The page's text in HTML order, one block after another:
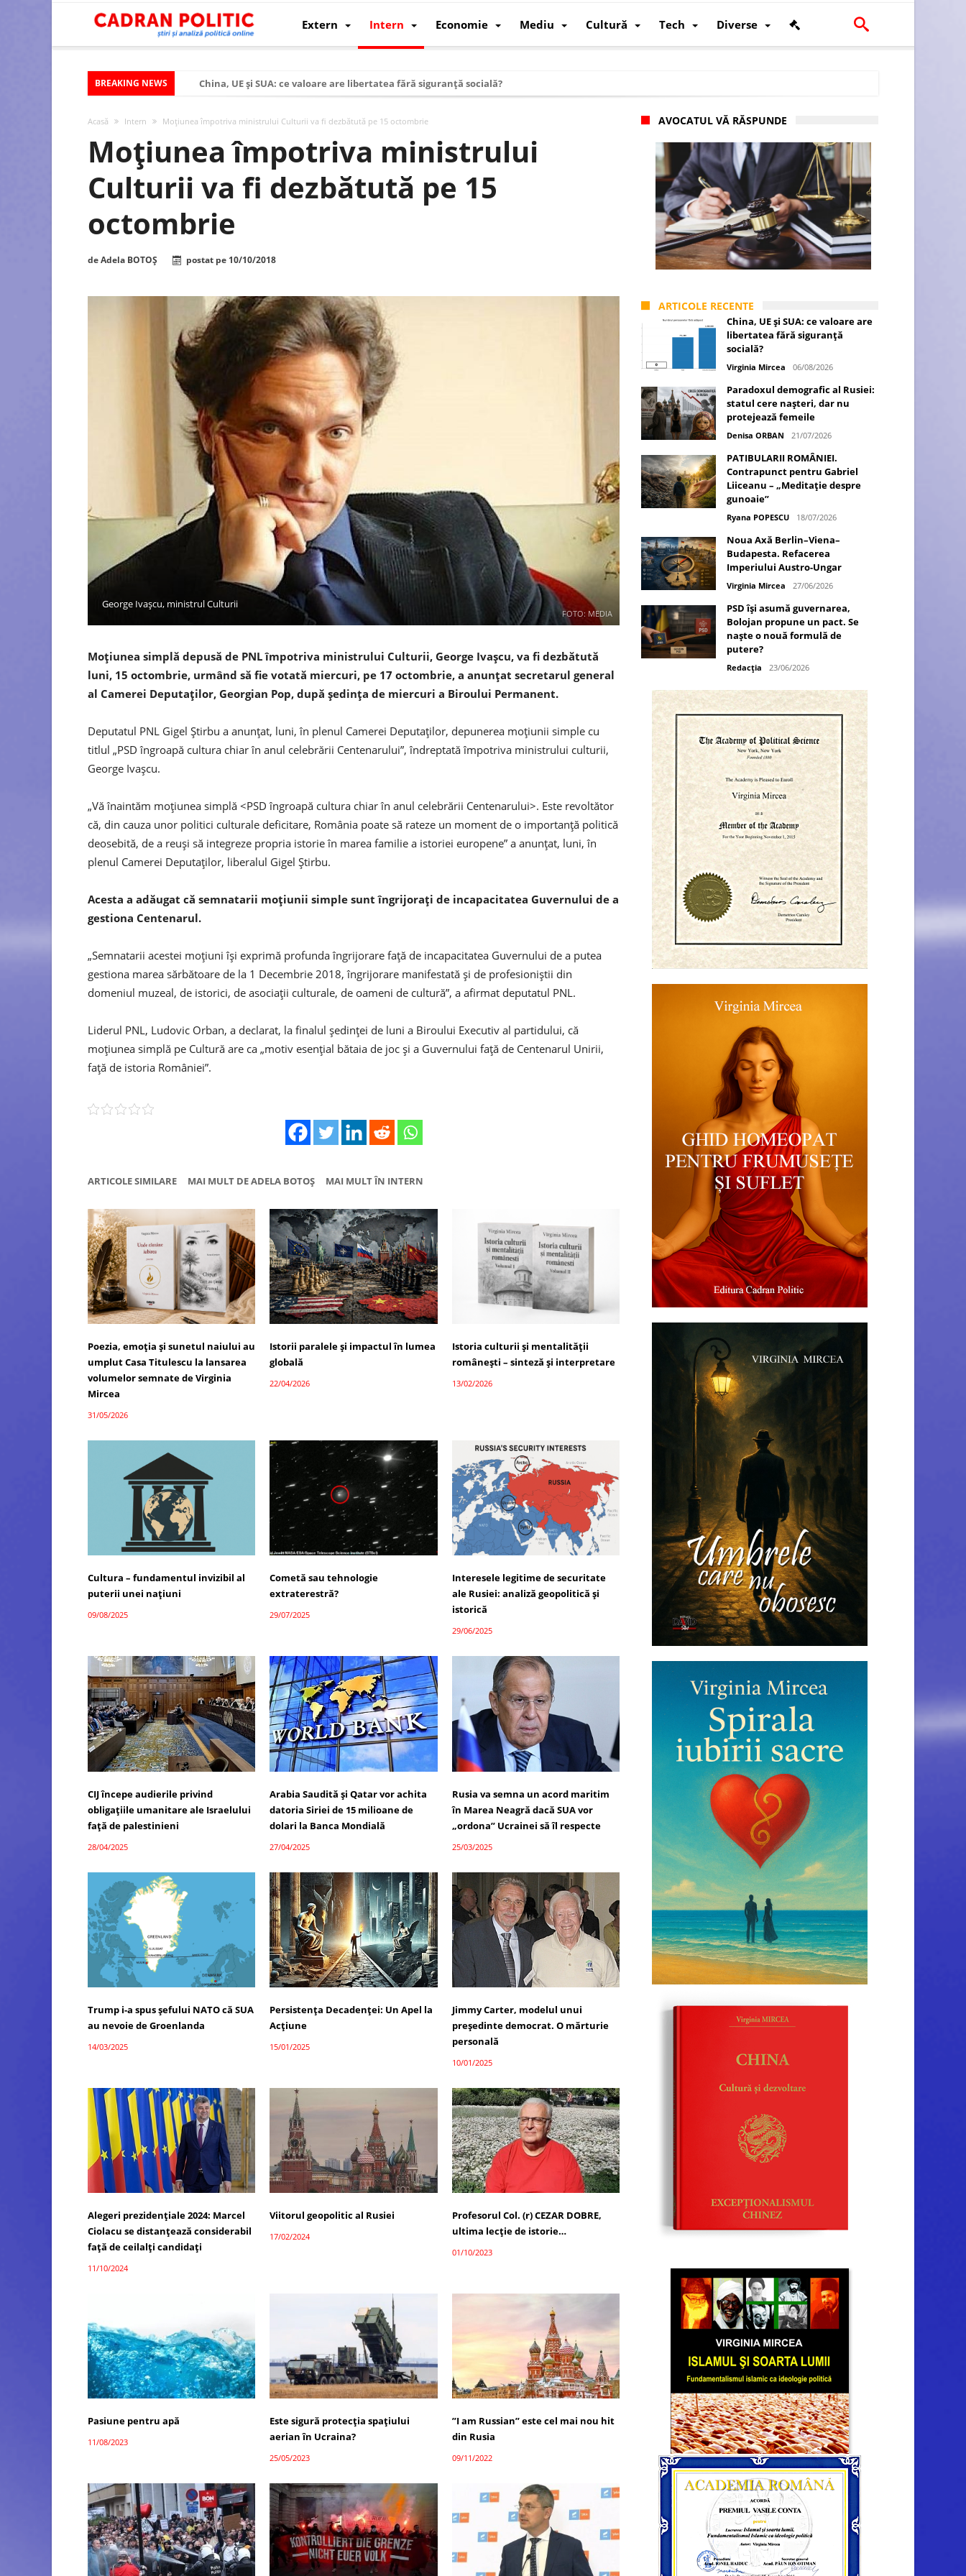
Extern Intern Economie Mediu Cultură Tech Diverse
BREAKING NEWS
China, UE și SUA: ce valoare are libertatea fără siguranță socială?
Modelul economic al Chinei: cum a devenit atelierul lumii și rivalul economic al SUA
Modelul economic al Rusiei: de ce rezistă?
Occidentul obosit și Estul care revine: o realitate pe care România o simte, nu o spune
Viitorul României în Uniunea Europeană. Ce ne așteaptă? – O analiză structurală a demografiei, fiscalității și poziției României în U.E.
România – ROExit pentru a supraviețui ca țară
Huawei dezvoltă un nou cip AI pentru a înlocui Nvidia
Acasă Intern Moţiunea împotriva ministrului Culturii va fi dezbătută pe 15 octombrie
Moţiunea împotriva ministrului
Culturii va fi dezbătută pe 15
octombrie
deAdela BOTOȘ postat pe 10/10/2018
FOTO: MEDIA
George Ivaşcu, ministrul Culturii
Moţiunea simplă depusă de PNL împotriva ministrului Culturii, George Ivaşcu, va fi dezbătută
luni, 15 octombrie, urmând să fie votată miercuri, pe 17 octombrie, a anunţat secretarul general
al Camerei Deputaţilor, Georgian Pop, după şedinţa de miercuri a Biroului Permanent.
Deputatul PNL Gigel Ştirbu a anunţat, luni, în plenul Camerei Deputaţilor, depunerea moţiunii simple cu
titlul „PSD îngroapă cultura chiar în anul celebrării Centenarului”, îndreptată împotriva ministrului culturii,
George Ivaşcu.
„Vă înaintăm moţiunea simplă <PSD îngroapă cultura chiar în anul celebrării Centenarului>. Este revoltător
că, din cauza unor politici culturale deficitare, România poate să rateze un moment de o importanţă politică
deosebită, de a reuşi să integreze propria istorie în marea familie a istoriei europene” a anunţat, luni, în
plenul Camerei Deputaţilor, liberalul Gigel Ştirbu.
Acesta a adăugat că semnatarii moţiunii simple sunt îngrijoraţi de incapacitatea Guvernului de a
gestiona Centenarul.
„Semnatarii acestei moţiuni îşi exprimă profunda îngrijorare faţă de incapacitatea Guvernului de a putea
gestiona marea sărbătoare de la 1 Decembrie 2018, îngrijorare manifestată şi de profesioniştii din
domeniul muzeal, de istorici, de asociaţii culturale, de oameni de cultură”, a afirmat deputatul PNL.
Liderul PNL, Ludovic Orban, a declarat, la finalul şedinţei de luni a Biroului Executiv al partidului, că
moţiunea simplă pe Cultură are ca „motiv esenţial bătaia de joc şi a Guvernului faţă de Centenarul Unirii,
faţă de istoria României”.
ARTICOLE SIMILARE MAI MULT DE ADELA BOTOȘ MAI MULT ÎN INTERN
Poezia, emoția și sunetul naiului au
umplut Casa Titulescu la lansarea
volumelor semnate de Virginia
Mircea
31/05/2026
Istorii paralele și impactul în lumea
globală
22/04/2026
Istoria culturii și mentalității
românești – sinteză și interpretare
13/02/2026
Cultura – fundamentul invizibil al
puterii unei națiuni
09/08/2025
Cometă sau tehnologie
extraterestră?
29/07/2025
Interesele legitime de securitate
ale Rusiei: analiză geopolitică și
istorică
29/06/2025
CIJ începe audierile privind
obligațiile umanitare ale Israelului
față de palestinieni
28/04/2025
Arabia Saudită și Qatar vor achita
datoria Siriei de 15 milioane de
dolari la Banca Mondială
27/04/2025
Rusia va semna un acord maritim
în Marea Neagră dacă SUA vor
„ordona” Ucrainei să îl respecte
25/03/2025
Trump i-a spus șefului NATO că SUA
au nevoie de Groenlanda
14/03/2025
Persistența Decadenței: Un Apel la
Acțiune
15/01/2025
Jimmy Carter, modelul unui
președinte democrat. O mărturie
personală
10/01/2025
Alegeri prezidențiale 2024: Marcel
Ciolacu se distanțează considerabil
față de ceilalți candidați
11/10/2024
Viitorul geopolitic al Rusiei
17/02/2024
Profesorul Col. (r) CEZAR DOBRE,
ultima lecţie de istorie…
01/10/2023
Pasiune pentru apă
11/08/2023
Este sigură protecția spațiului
aerian în Ucraina?
25/05/2023
”I am Russian” este cel mai nou hit
din Rusia
09/11/2022
AVOCATUL VĂ RĂSPUNDE
ARTICOLE RECENTE
China, UE și SUA: ce valoare are
libertatea fără siguranță
socială?
Virginia Mircea 06/08/2026
Paradoxul demografic al Rusiei:
statul cere nașteri, dar nu
protejează femeile
Denisa ORBAN 21/07/2026
PATIBULARII ROMÂNIEI.
Contrapunct pentru Gabriel
Liiceanu – „Meditație despre
gunoaie”
Ryana POPESCU 18/07/2026
Noua Axă Berlin–Viena–
Budapesta. Refacerea
Imperiului Austro-Ungar
Virginia Mircea 27/06/2026
PSD își asumă guvernarea,
Bolojan propune un pact. Se
naște o nouă formulă de
putere?
Redacția 23/06/2026